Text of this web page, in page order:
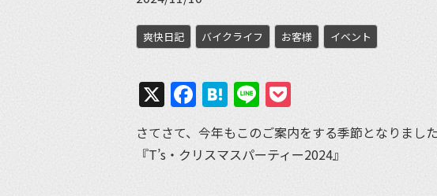
爽快日記 バイクライフ お客様 イベント
X Facebook
Hatena
Line
さてさて、今年もこのご案内をする季節となりました
『T’s・クリスマスパーティー2024』